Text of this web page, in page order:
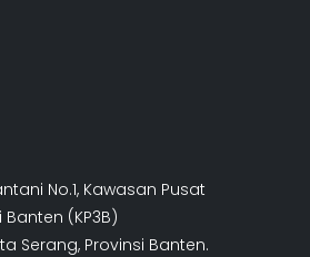
No.1, Kawasan Pusat
(KP3B)
Serang, Provinsi Banten.